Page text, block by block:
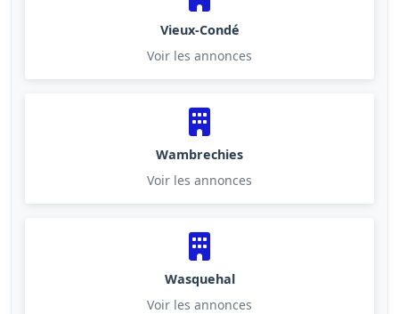
Vieux-Condé
Voir les annonces
Wambrechies
Voir les annonces
Wasquehal
Voir les annonces